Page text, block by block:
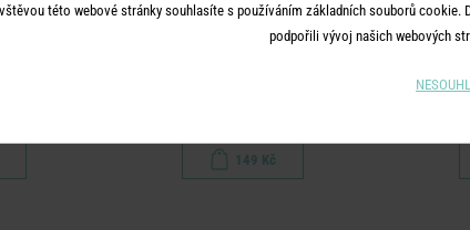
250 ml
149 Kč
této webové stránky souhlasíte s používáním základních souborů
podpořili vývoj našich webových